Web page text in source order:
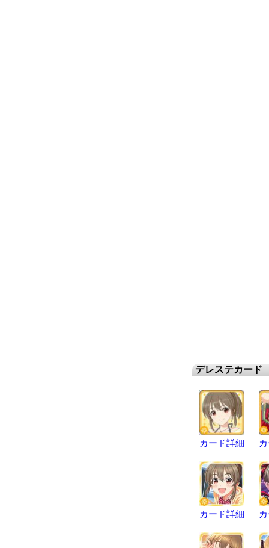
デレステカード
カード詳細
カード詳細